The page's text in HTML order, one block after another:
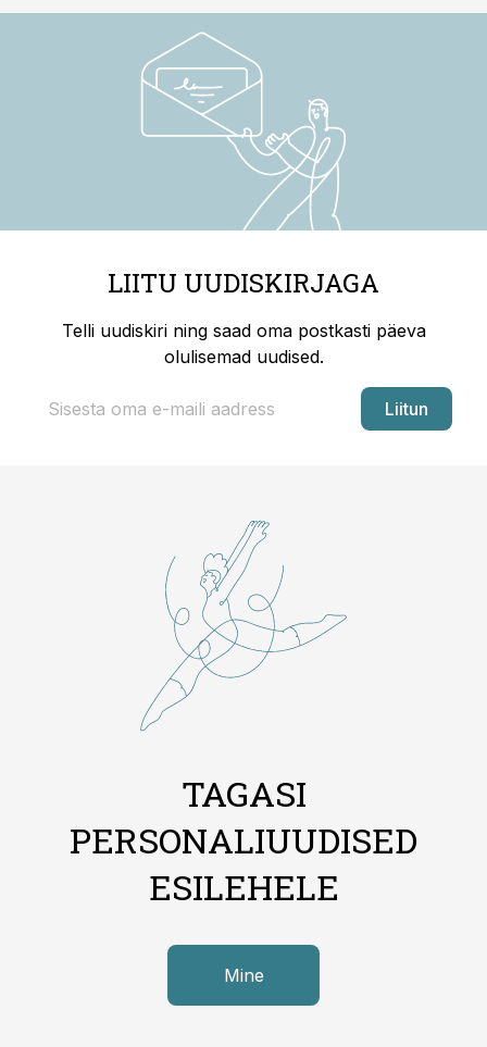
LIITU UUDISKIRJAGA
Telli uudiskiri ning saad oma postkasti päeva
olulisemad uudised.
Liitun
TAGASI
PERSONALIUUDISED
ESILEHELE
Mine